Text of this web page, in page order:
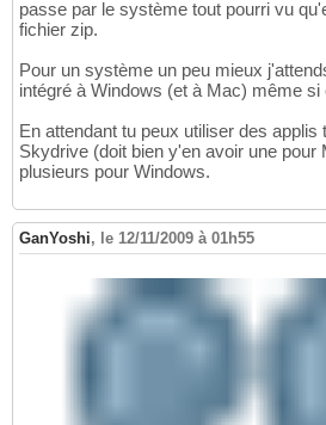
passe par le système tout pourri vu
fichier zip.
Pour un système un peu mieux
intégré à Windows (et à Mac) même
En attendant tu peux utiliser des applis
Skydrive (doit bien y'en avoir une pour
plusieurs pour Windows.
GanYoshi, le 12/11/2009 à 01h55